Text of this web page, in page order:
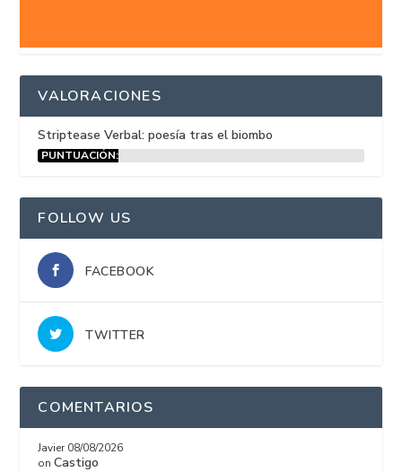
VALORACIONES
Striptease Verbal: poesía tras el biombo
PUNTUACIÓN:
FOLLOW US
FACEBOOK
TWITTER
COMENTARIOS
Javier 08/08/2026
onCastigo